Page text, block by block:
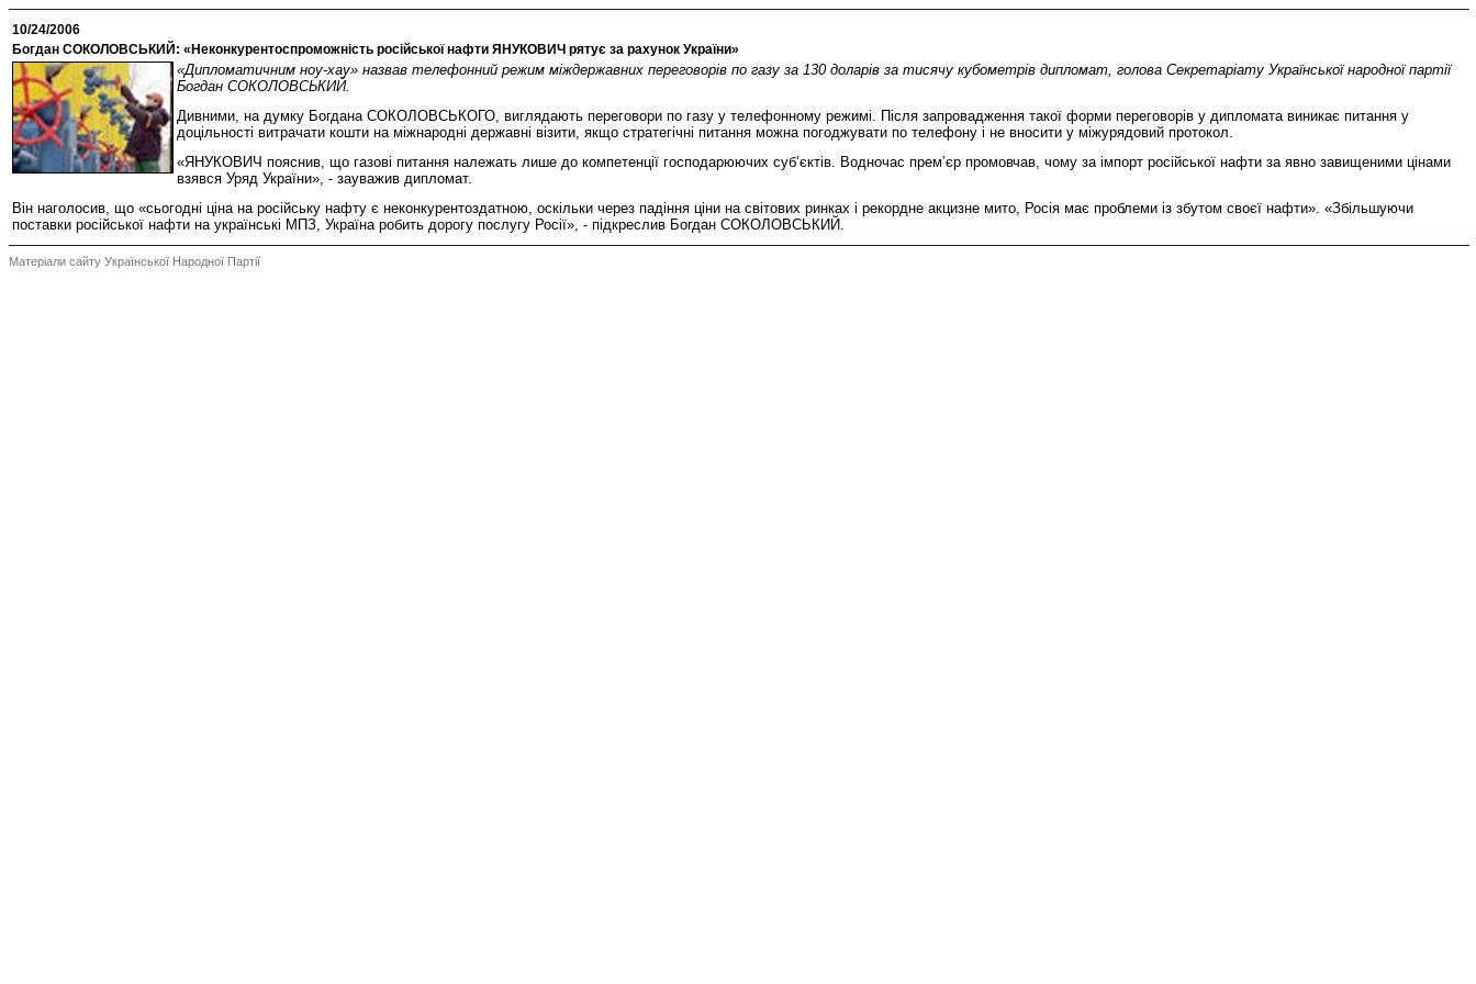
10/24/2006
Богдан СОКОЛОВСЬКИЙ: «Неконкурентоспроможність російської нафти ЯНУКОВИЧ рятує за рахунок України»
«Дипломатичним ноу-хау» назвав телефонний режим міждержавних переговорів по газу за 130 доларів за тисячу кубометрів дипломат, голова Секретаріату Української народної партії
Богдан СОКОЛОВСЬКИЙ.
Дивними, на думку Богдана СОКОЛОВСЬКОГО, виглядають переговори по газу у телефонному режимі. Після запровадження такої форми переговорів у дипломата виникає питання у
доцільності витрачати кошти на міжнародні державні візити, якщо стратегічні питання можна погоджувати по телефону і не вносити у міжурядовий протокол.
«ЯНУКОВИЧ пояснив, що газові питання належать лише до компетенції господарюючих суб’єктів. Водночас прем’єр промовчав, чому за імпорт російської нафти за явно завищеними цінами
взявся Уряд України», - зауважив дипломат.
Він наголосив, що «сьогодні ціна на російську нафту є неконкурентоздатною, оскільки через падіння ціни на світових ринках і рекордне акцизне мито, Росія має проблеми із збутом своєї нафти». «Збільшуючи
поставки російської нафти на українські МПЗ, Україна робить дорогу послугу Росії», - підкреслив Богдан СОКОЛОВСЬКИЙ.
Матеріали сайту Української Народної Партії